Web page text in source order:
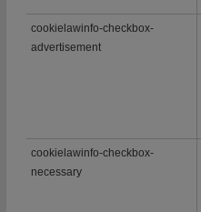
cookielawinfo-checkbox-
advertisement
cookielawinfo-checkbox-
necessary